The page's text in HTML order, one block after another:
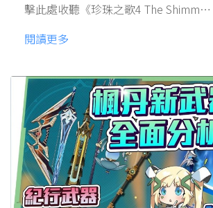
擊此處收聽《珍珠之歌4 The Shimm…
閱讀更多